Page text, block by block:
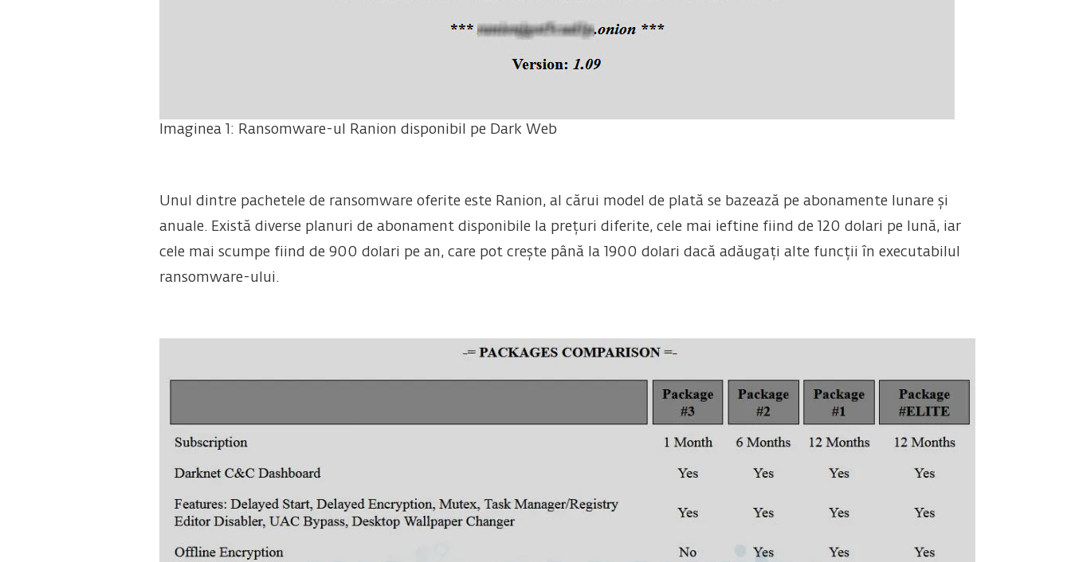
Imaginea 1: Ransomware-ul Ranion disponibil pe Dark Web
Unul dintre pachetele de ransomware oferite este Ranion, al cărui model de plată se bazează pe abonamente lunare și
anuale. Există diverse planuri de abonament disponibile la prețuri diferite, cele mai ieftine fiind de 120 dolari pe lună, iar
cele mai scumpe fiind de 900 dolari pe an, care pot crește până la 1900 dolari dacă adăugați alte funcții în executabilul
ransomware-ului.